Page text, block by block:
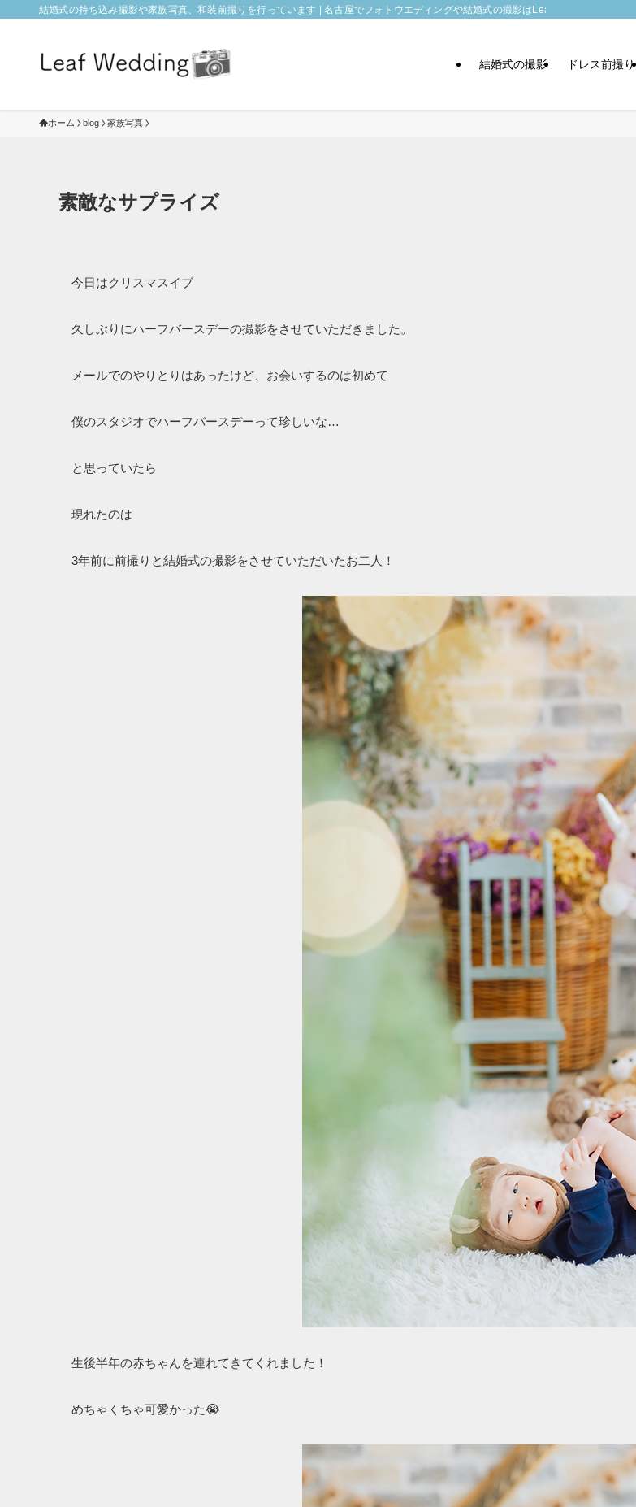
結婚式の持ち込み撮影や家族写真、和装前撮りを行っています | 名古屋でフォトウエディングや結婚式の撮影はLeaf wedding
結婚式の撮影 ドレス前撮り
ホーム blog 家族写真
素敵なサプライズ
今日はクリスマスイブ
久しぶりにハーフバースデーの撮影をさせていただきました。
メールでのやりとりはあったけど、お会いするのは初めて
僕のスタジオでハーフバースデーって珍しいな…
と思っていたら
現れたのは
3年前に前撮りと結婚式の撮影をさせていただいたお二人！
生後半年の赤ちゃんを連れてきてくれました！
めちゃくちゃ可愛かった😭